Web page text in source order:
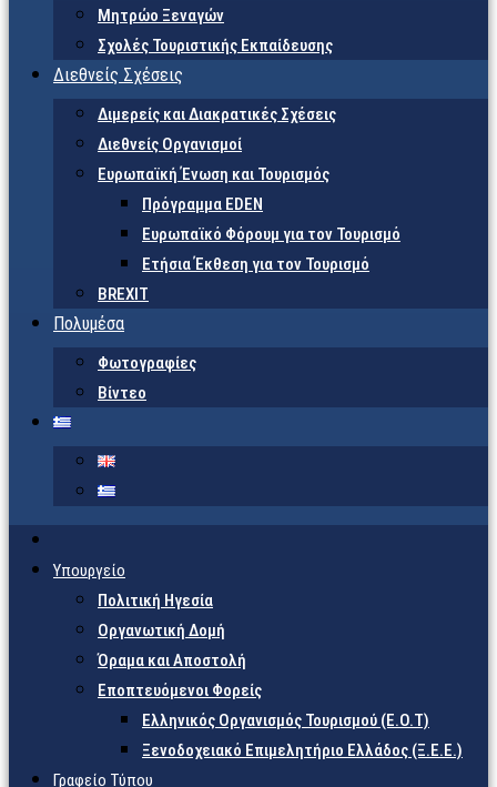
Μητρώο Ξεναγών
Σχολές Τουριστικής Εκπαίδευσης
Διεθνείς Σχέσεις
Διμερείς και Διακρατικές Σχέσεις
Διεθνείς Οργανισμοί
Ευρωπαϊκή Ένωση και Τουρισμός
Πρόγραμμα EDEN
Ευρωπαϊκό Φόρουμ για τον Τουρισμό
Ετήσια Έκθεση για τον Τουρισμό
BREXIT
Πολυμέσα
Φωτογραφίες
Βίντεο
Υπουργείο
Πολιτική Ηγεσία
Οργανωτική Δομή
Όραμα και Αποστολή
Εποπτευόμενοι Φορείς
Eλληνικός Οργανισμός Τουρισμού (Ε.Ο.Τ)
Ξενοδοχειακό Επιμελητήριο Ελλάδος (Ξ.Ε.Ε.)
Γραφείο Τύπου